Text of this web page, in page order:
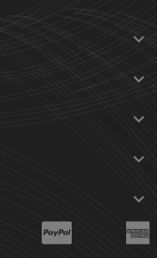




